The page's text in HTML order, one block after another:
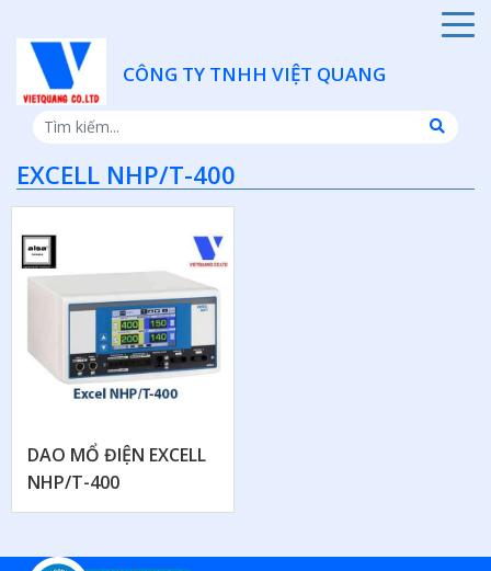
CÔNG TY TNHH VIỆT QUANG
EXCELL NHP/T-400
DAO MỔ ĐIỆN EXCELL
NHP/T-400